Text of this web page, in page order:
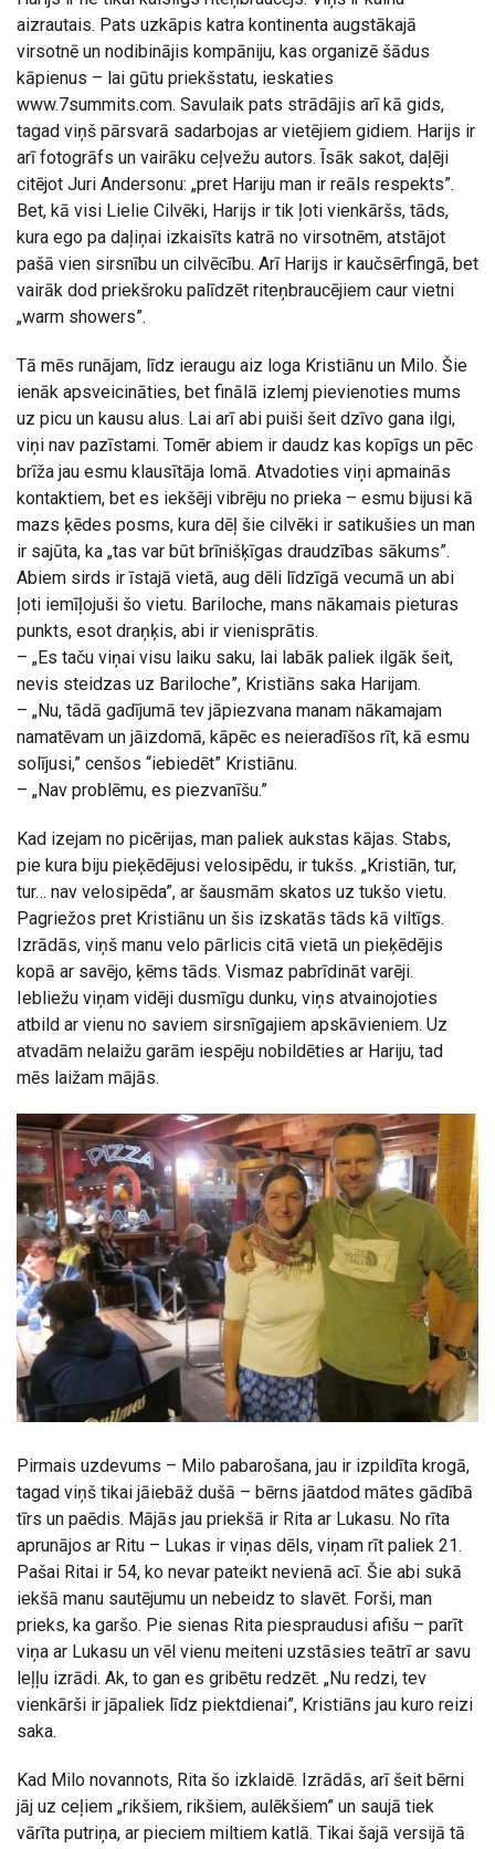
aizrautais. Pats uzkāpis katra kontinenta augstākajā
virsotnē un nodibinājis kompāniju, kas organizē šādus
kāpienus – lai gūtu priekšstatu, ieskaties
www.7summits.com. Savulaik pats strādājis arī kā gids,
tagad viņš pārsvarā sadarbojas ar vietējiem gidiem. Harijs ir
arī fotogrāfs un vairāku ceļvežu autors. Īsāk sakot, daļēji
citējot Juri Andersonu: „pret Hariju man ir reāls respekts”.
Bet, kā visi Lielie Cilvēki, Harijs ir tik ļoti vienkāršs, tāds,
kura ego pa daļiņai izkaisīts katrā no virsotnēm, atstājot
pašā vien sirsnību un cilvēcību. Arī Harijs ir kaučsērfingā, bet
vairāk dod priekšroku palīdzēt riteņbraucējiem caur vietni
„warm showers”.
Tā mēs runājam, līdz ieraugu aiz loga Kristiānu un Milo. Šie
ienāk apsveicināties, bet finālā izlemj pievienoties mums
uz picu un kausu alus. Lai arī abi puiši šeit dzīvo gana ilgi,
viņi nav pazīstami. Tomēr abiem ir daudz kas kopīgs un pēc
brīža jau esmu klausītāja lomā. Atvadoties viņi apmainās
kontaktiem, bet es iekšēji vibrēju no prieka – esmu bijusi kā
mazs ķēdes posms, kura dēļ šie cilvēki ir satikušies un man
ir sajūta, ka „tas var būt brīnišķīgas draudzības sākums”.
Abiem sirds ir īstajā vietā, aug dēli līdzīgā vecumā un abi
ļoti iemīļojuši šo vietu. Bariloche, mans nākamais pieturas
punkts, esot draņķis, abi ir vienisprātis.
– „Es taču viņai visu laiku saku, lai labāk paliek ilgāk šeit,
nevis steidzas uz Bariloche”, Kristiāns saka Harijam.
– „Nu, tādā gadījumā tev jāpiezvana manam nākamajam
namatēvam un jāizdomā, kāpēc es neieradīšos rīt, kā esmu
solījusi,” cenšos “iebiedēt” Kristiānu.
– „Nav problēmu, es piezvanīšu.”
Kad izejam no picērijas, man paliek aukstas kājas. Stabs,
pie kura biju pieķēdējusi velosipēdu, ir tukšs. „Kristiān, tur,
tur… nav velosipēda”, ar šausmām skatos uz tukšo vietu.
Pagriežos pret Kristiānu un šis izskatās tāds kā viltīgs.
Izrādās, viņš manu velo pārlicis citā vietā un pieķēdējis
kopā ar savējo, ķēms tāds. Vismaz pabrīdināt varēji.
Iebliežu viņam vidēji dusmīgu dunku, viņs atvainojoties
atbild ar vienu no saviem sirsnīgajiem apskāvieniem. Uz
atvadām nelaižu garām iespēju nobildēties ar Hariju, tad
mēs laižam mājās.
Pirmais uzdevums – Milo pabarošana, jau ir izpildīta krogā,
tagad viņš tikai jāiebāž dušā – bērns jāatdod mātes gādībā
tīrs un paēdis. Mājās jau priekšā ir Rita ar Lukasu. No rīta
aprunājos ar Ritu – Lukas ir viņas dēls, viņam rīt paliek 21.
Pašai Ritai ir 54, ko nevar pateikt nevienā acī. Šie abi sukā
iekšā manu sautējumu un nebeidz to slavēt. Forši, man
prieks, ka garšo. Pie sienas Rita piespraudusi afišu – parīt
viņa ar Lukasu un vēl vienu meiteni uzstāsies teātrī ar savu
leļļu izrādi. Ak, to gan es gribētu redzēt. „Nu redzi, tev
vienkārši ir jāpaliek līdz piektdienai”, Kristiāns jau kuro reizi
saka.
Kad Milo novannots, Rita šo izklaidē. Izrādās, arī šeit bērni
jāj uz ceļiem „rikšiem, rikšiem, aulēkšiem” un saujā tiek
vārīta putriņa, ar pieciem miltiem katlā. Tikai šajā versijā tā